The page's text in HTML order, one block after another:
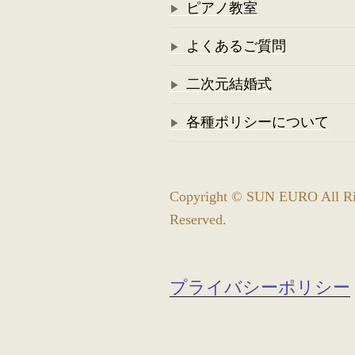
ピアノ教室
よくあるご質問
二次元結婚式
各種ポリシーについて
Copyright © SUN EURO All
Reserved.
プライバシーポリシー